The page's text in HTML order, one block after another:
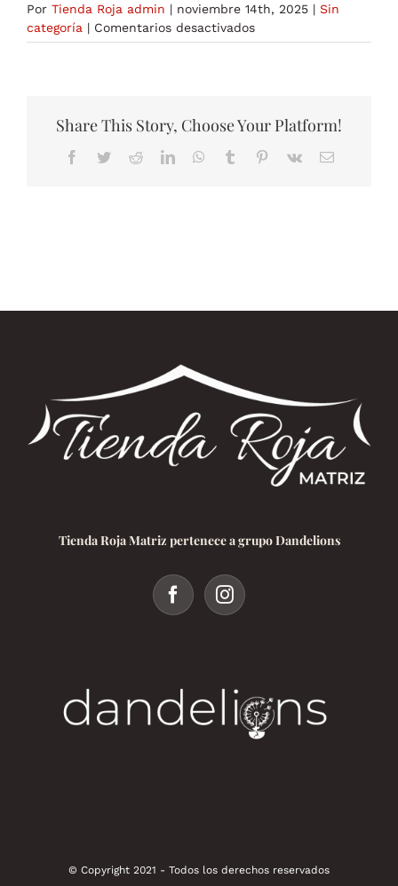
Por Tienda Roja admin | noviembre 14th, 2025 | Sin
categoría | Comentarios desactivadosen
Психология
Share This Story, Choose Your Platform!
Facebook
TwitterRedditLinkedInWhatsApp
Tumblr Pinterest
Vk
Correo
Tienda Roja Matriz pertenece a grupo Dandelions
© Copyright 2021 - Todos los derechos reservados